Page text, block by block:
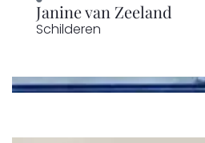
Janine van Zeeland
Schilderen